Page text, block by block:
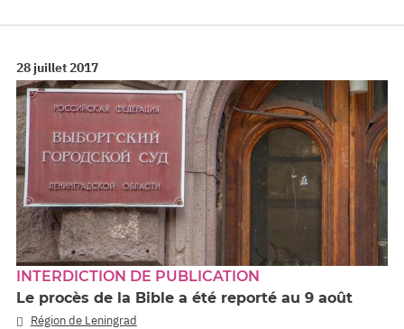
28 juillet 2017
INTERDICTION DE PUBLICATION
Le procès de la Bible a été reporté au 9 août
Région de Leningrad